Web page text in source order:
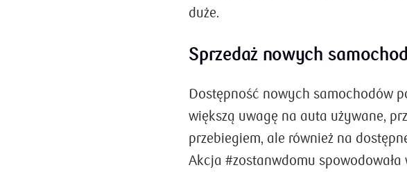
duże.
Sprzedaż nowych
Dostępność nowych samochodów
większą uwagę na auta używane,
przebiegiem, ale również na
Akcja #zostanwdomu